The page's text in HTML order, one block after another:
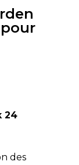
24
des